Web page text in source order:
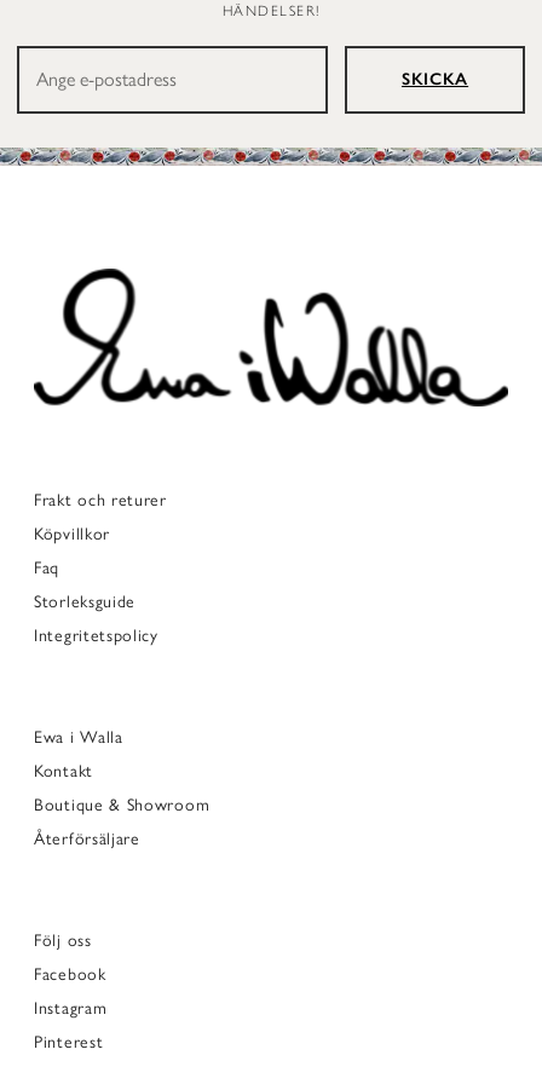
HÄNDELSER!
SKICKA
Frakt och returer
Köpvillkor
Faq
Storleksguide
Integritetspolicy
Ewa i Walla
Kontakt
Boutique & Showroom
Återförsäljare
Följ oss
Facebook
Instagram
Pinterest